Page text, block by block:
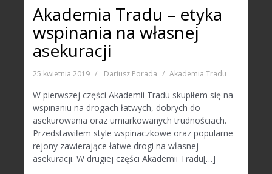
Akademia Tradu – etyka
wspinania na własnej
asekuracji
25 kwietnia 2019 Dariusz Porada Akademia Tradu
W pierwszej części Akademii Tradu skupiłem się na
wspinaniu na drogach łatwych, dobrych do
asekurowania oraz umiarkowanych trudnościach.
Przedstawiłem style wspinaczkowe oraz popularne
rejony zawierające łatwe drogi na własnej
asekuracji. W drugiej części Akademii Tradu[…]